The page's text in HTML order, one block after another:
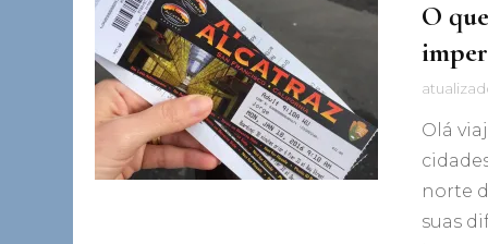
O
Olá
norte
suas